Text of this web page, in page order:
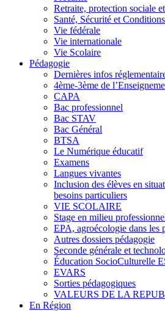
Retraite, protection sociale
Santé, Sécurité et
Vie fédérale
Vie internationale
Vie Scolaire
Pédagogie
Dernières infos
4ème-3ème de
CAPA
Bac professionnel
Bac STAV
Bac Général
BTSA
Le Numérique éducatif
Examens
Langues vivantes
Inclusion des élèves en
besoins particuliers
VIE SCOLAIRE
Stage en milieu
EPA, agroécologie dans les
Autres dossiers pédagogie
Seconde générale et
Éducation SocioCulturelle
EVARS
Sorties pédagogiques
VALEURS DE LA
En Région